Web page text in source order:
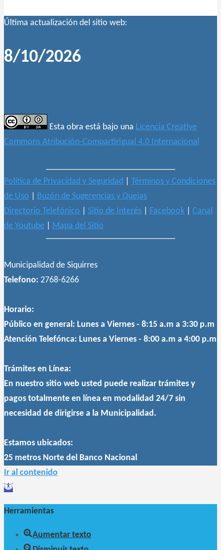
Última actualización del sitio web:
8/10/2026
Esta obra está bajo una Licencia Creative
Commons Atribución-CompartirIgual 4.0 Internacional
Política de Privacidad y Seguridad
Términos y Condiciones
de Uso
Buzón de Sugerencias y Quejas
Directorio Telefónico
Sitio de Interés Facebook
Canal
de Youtube
Mapa del Sitio
Municipalidad de Siquirres
Telefono: 2768-6266
Horario:
Público en general: Lunes a Viernes - 8:15 a.m a 3:30 p.m
Atención Telefónca: Lunes a Viernes - 8:00 a.m a 4:00 p.m
Trámites en Línea:
En nuestro sitio web usted puede realizar trámites y
pagos totalmente en línea en modalidad 24/7 sin
necesidad de dirigirse a la Municipalidad.
Estamos ubicados:
25 metros Norte del Banco Nacional
Ir al contenido
Abrir
barra
de
herramientas
Herramientas
Aumentar texto